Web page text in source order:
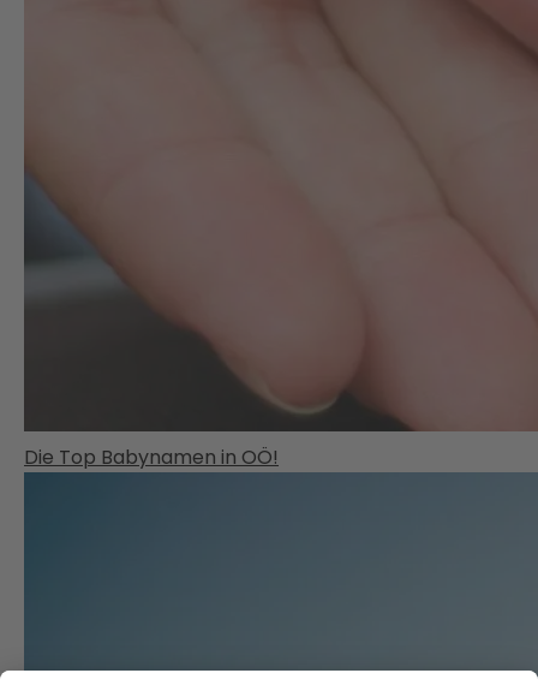
Die Top Babynamen in OÖ!